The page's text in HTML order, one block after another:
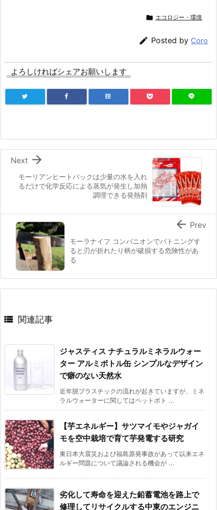
 エコロジー・環境
 Posted by Coro
よろしければシェアお願いします
B!
モーリアンヒートパックは少量の水を入れ
るだけで化学反応による蒸気が発生し加熱
調理できる発熱剤

Next
モーラナイフ コンパニオンでバトニングす
ると刃が折れたり柄が破損する危険性があ
る
 Prev
 関連記事
ジャスティス ナチュラルミネラルウォー
ター アルミボトル缶 シンプルなデザイン
で癖のない天然水
近年脱プラスチックの流れが起きていますが、ミネ
ラルウォーターに関してはペットボト ...
【芋エネルギー】サツマイモやジャガイ
モを空中栽培で育て芋発電する研究
東日本大震災および福島原発事故があって以来エネ
ルギー問題について議論される機会が ...
劣化して寿命を迎えた鉛蓄電池を路上で
修理してリサイクルする中東のエンジニ